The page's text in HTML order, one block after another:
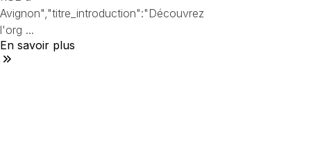
Avignon","titre_introduction":"Découvrez
l'org ...
En savoir plus